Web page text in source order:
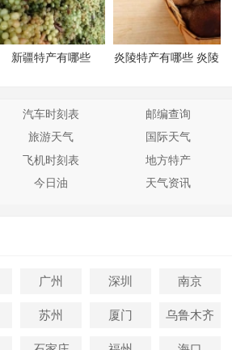
新疆特产有哪些
炎陵特产有哪些 炎陵
汽车时刻表
邮编查询
旅游天气
国际天气
飞机时刻表
地方特产
今日油 天气资讯
广州 深圳 南京
苏州 厦门 乌鲁木齐